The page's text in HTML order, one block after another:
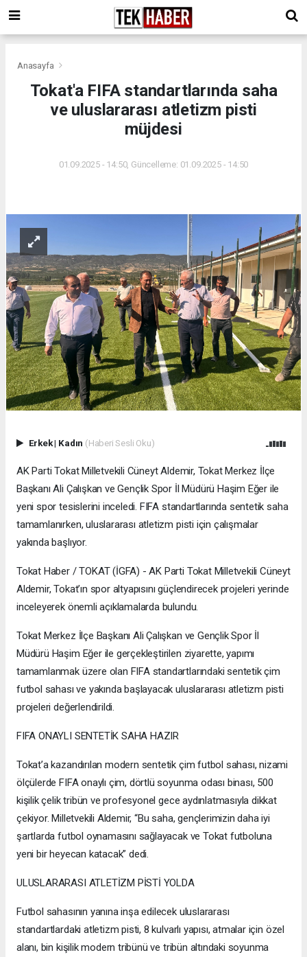
Anasayfa
Tokat'a FIFA standartlarında saha
ve uluslararası atletizm pisti
müjdesi
01.09.2025 - 14:50, Güncelleme: 01.09.2025 - 14:50
Erkek| Kadın (Haberi Sesli Oku)
AK Parti Tokat Milletvekili Cüneyt Aldemir, Tokat Merkez İlçe
Başkanı Ali Çalışkan ve Gençlik Spor İl Müdürü Haşim Eğer ile
yeni spor tesislerini inceledi. FIFA standartlarında sentetik saha
tamamlanırken, uluslararası atletizm pisti için çalışmalar
yakında başlıyor.
Tokat Haber / TOKAT (İGFA) - AK Parti Tokat Milletvekili Cüneyt
Aldemir, Tokat’ın spor altyapısını güçlendirecek projeleri yerinde
inceleyerek önemli açıklamalarda bulundu.
Tokat Merkez İlçe Başkanı Ali Çalışkan ve Gençlik Spor İl
Müdürü Haşim Eğer ile gerçekleştirilen ziyarette, yapımı
tamamlanmak üzere olan FIFA standartlarındaki sentetik çim
futbol sahası ve yakında başlayacak uluslararası atletizm pisti
projeleri değerlendirildi.
FIFA ONAYLI SENTETİK SAHA HAZIR
Tokat’a kazandırılan modern sentetik çim futbol sahası, nizami
ölçülerde FIFA onaylı çim, dörtlü soyunma odası binası, 500
kişilik çelik tribün ve profesyonel gece aydınlatmasıyla dikkat
çekiyor. Milletvekili Aldemir, “Bu saha, gençlerimizin daha iyi
şartlarda futbol oynamasını sağlayacak ve Tokat futboluna
yeni bir heyecan katacak” dedi.
ULUSLARARASI ATLETİZM PİSTİ YOLDA
Futbol sahasının yanına inşa edilecek uluslararası
standartlardaki atletizm pisti, 8 kulvarlı yapısı, atmalar için özel
alanı, bin kişilik modern tribünü ve tribün altındaki soyunma